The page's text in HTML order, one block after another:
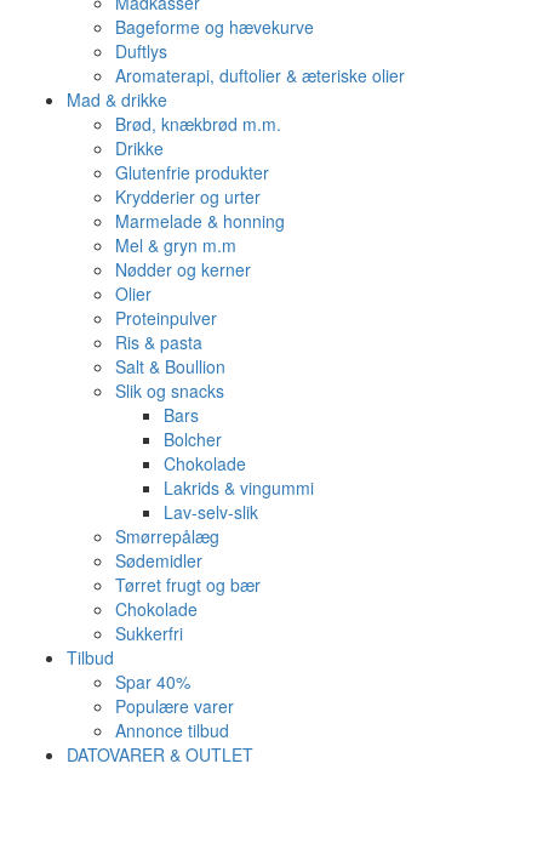
Bageforme og hævekurve
Duftlys
Aromaterapi, duftolier & æteriske olier
Mad & drikke
Brød, knækbrød m.m.
Drikke
Glutenfrie produkter
Krydderier og urter
Marmelade & honning
Mel & gryn m.m
Nødder og kerner
Olier
Proteinpulver
Ris & pasta
Salt & Boullion
Slik og snacks
Bars
Bolcher
Chokolade
Lakrids & vingummi
Lav-selv-slik
Smørrepålæg
Sødemidler
Tørret frugt og bær
Chokolade
Sukkerfri
Tilbud
Spar 40%
Populære varer
Annonce tilbud
DATOVARER & OUTLET